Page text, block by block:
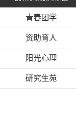
青春团学
资助育人
阳光心理
研究生苑